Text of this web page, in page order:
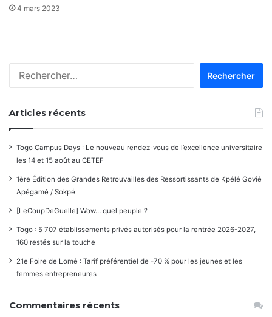
4 mars 2023
Articles récents
Togo Campus Days : Le nouveau rendez-vous de l’excellence universitaire
les 14 et 15 août au CETEF
1ère Édition des Grandes Retrouvailles des Ressortissants de Kpélé Govié
Apégamé / Sokpé
[LeCoupDeGuelle] Wow… quel peuple ?
Togo : 5 707 établissements privés autorisés pour la rentrée 2026-2027,
160 restés sur la touche
21e Foire de Lomé : Tarif préférentiel de -70 % pour les jeunes et les
femmes entrepreneures
Commentaires récents